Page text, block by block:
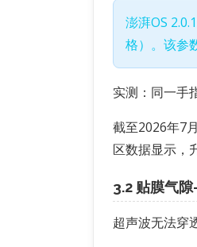
澎湃OS
格）。该参
实测：同一手
截至2026年7
区数据显示，
3.2 贴膜气
超声波无法穿